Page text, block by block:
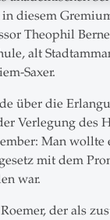
diesem
Theophil
alt
Saxer.
über die
Verlegung des
Man wollte
mit dem
war.
der als